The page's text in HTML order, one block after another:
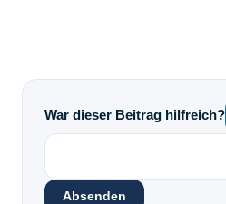
War dieser Beitrag hilfreich?
Absenden